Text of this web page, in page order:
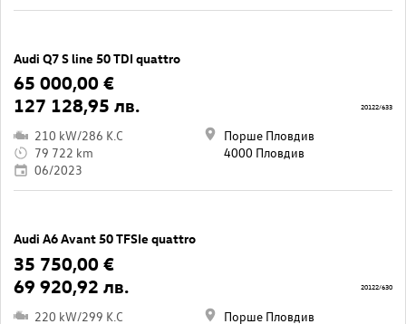
Audi Q7 S line 50 TDI quattro
65 000,00 €
127 128,95 лв.
210 kW/286 K.C
79 722 km
06/2023
Порше Пловдив
4000 Пловдив
20122/633
Audi A6 Avant 50 TFSIe quattro
35 750,00 €
69 920,92 лв.
220 kW/299 K.C
Порше Пловдив
20122/630